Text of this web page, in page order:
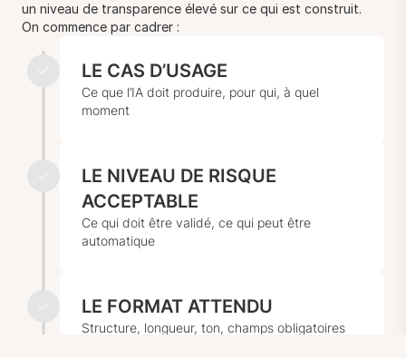
un niveau de transparence élevé sur ce qui est construit.
On commence par cadrer :
LE CAS D’USAGE
Ce que l’IA doit produire, pour qui, à quel
moment
LE NIVEAU DE RISQUE
ACCEPTABLE
Ce qui doit être validé, ce qui peut être
automatique
LE FORMAT ATTENDU
Structure, longueur, ton, champs obligatoires